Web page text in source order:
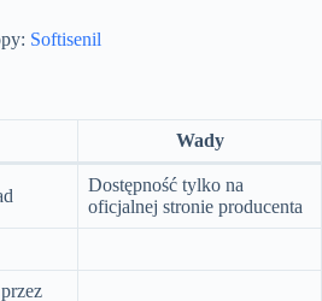
Softisenil
Wady
Dostępność tylko na
oficjalnej stronie producenta